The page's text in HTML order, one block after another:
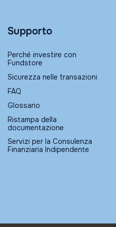
Supporto
Perché investire con
Fundstore
Sicurezza nelle transazioni
FAQ
Glossario
Ristampa della
documentazione
Servizi per la Consulenza
Finanziaria Indipendente